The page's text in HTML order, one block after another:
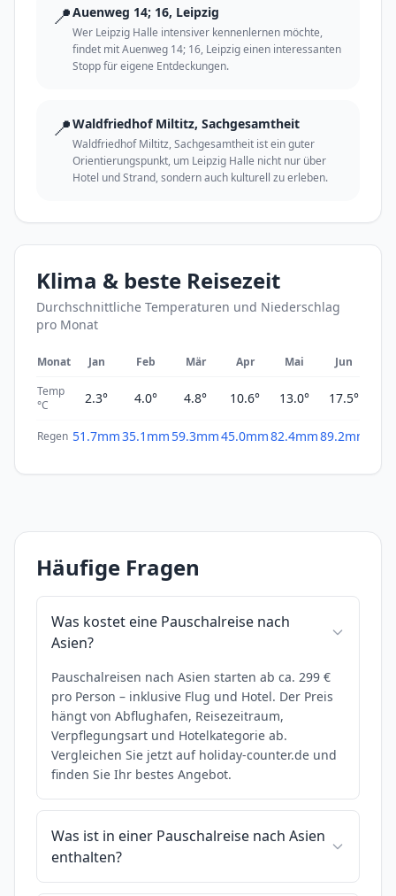
📍Auenweg 14; 16, Leipzig
Wer Leipzig Halle intensiver kennenlernen möchte,
findet mit Auenweg 14; 16, Leipzig einen interessanten
Stopp für eigene Entdeckungen.
📍Waldfriedhof Miltitz, Sachgesamtheit
Waldfriedhof Miltitz, Sachgesamtheit ist ein guter
Orientierungspunkt, um Leipzig Halle nicht nur über
Hotel und Strand, sondern auch kulturell zu erleben.
Klima & beste Reisezeit
Durchschnittliche Temperaturen und Niederschlag
pro Monat
Monat Jan Feb Mär Apr Mai Jun
Temp
°C
2.3° 4.0° 4.8° 10.6° 13.0° 17.5°
Regen 51.7mm35.1mm 59.3mm45.0mm82.4mm89.2mm
Häufige Fragen
Was kostet eine Pauschalreise nach
Asien?
Pauschalreisen nach Asien starten ab ca. 299 €
pro Person – inklusive Flug und Hotel. Der Preis
hängt von Abflughafen, Reisezeitraum,
Verpflegungsart und Hotelkategorie ab.
Vergleichen Sie jetzt auf holiday-counter.de und
finden Sie Ihr bestes Angebot.
Was ist in einer Pauschalreise nach Asien
enthalten?